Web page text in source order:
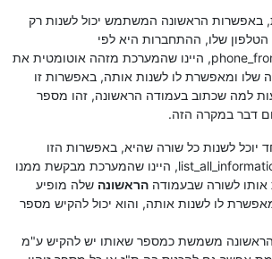
אפשרויות, באפשרות הראשונה המשתמש יכול לשנות רק
שלו, ההתחברות היא לפי
phone_from_list_all_information, היינו שהמערכת מזהה אוטומטית את
שלו ומאפשרת לו לשנות אותה, באפשרות זו
למה שכתוב בעמודה הראשונה, זהו מספר
דבר במקרה הזה.
יוכל לשנות כל שורה שהיא, באפשרות הזו
ההתחברות היא לפי list_all_information, היינו שהמערכת מבקשת ממנו
לשורה שבעמודה הראשונה שלה מופיע
לו לשנות אותה, והוא יכול להקיש מספר
משמשת כמספר שאותו יש להקיש ע"מ